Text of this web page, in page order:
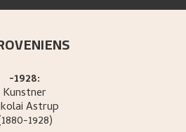
-1928:
Kunstner
Astrup
1928)